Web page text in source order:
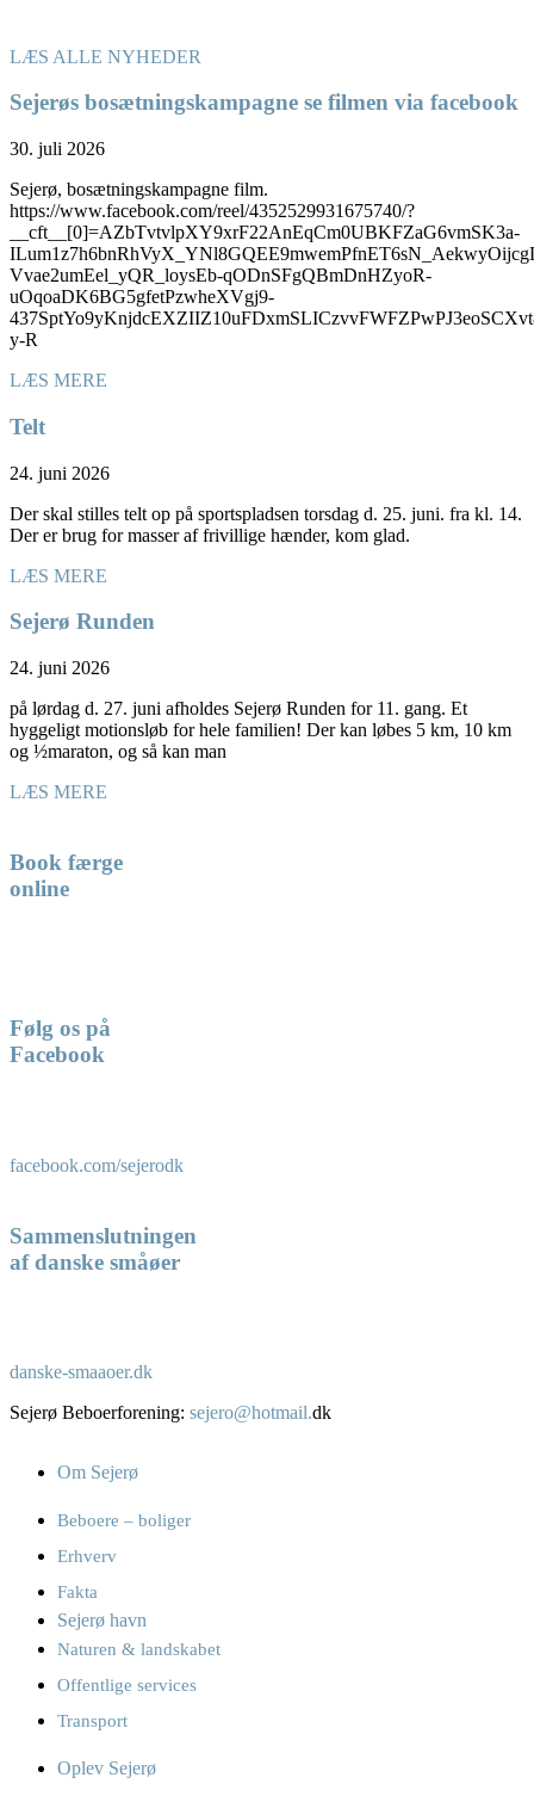
LÆS ALLE NYHEDER
Sejerøs bosætningskampagne se filmen via facebook
30. juli 2026
Sejerø, bosætningskampagne film.
https://www.facebook.com/reel/4352529931675740/?
__cft__[0]=AZbTvtvlpXY9xrF22AnEqCm0UBKFZaG6vmSK3a-
Vvae2umEel_yQR_loysEb-qODnSFgQBmDnHZyoR-
uOqoaDK6BG5gfetPzwheXVgj9-
y-R
LÆS MERE
Telt
24. juni 2026
Der skal stilles telt op på sportspladsen torsdag d. 25. juni. fra kl. 14.
Der er brug for masser af frivillige hænder, kom glad.
LÆS MERE
Sejerø Runden
24. juni 2026
på lørdag d. 27. juni afholdes Sejerø Runden for 11. gang. Et
hyggeligt motionsløb for hele familien! Der kan løbes 5 km, 10 km
og ½maraton, og så kan man
LÆS MERE
Book færge
online
Følg os på
Facebook
facebook.com/sejerodk
Sammenslutningen
af danske småøer
danske-smaaoer.dk
Sejerø Beboerforening: sejero@hotmail.dk
Om Sejerø
Beboere – boliger
Erhverv
Fakta
Sejerø havn
Naturen & landskabet
Offentlige services
Transport
Oplev Sejerø